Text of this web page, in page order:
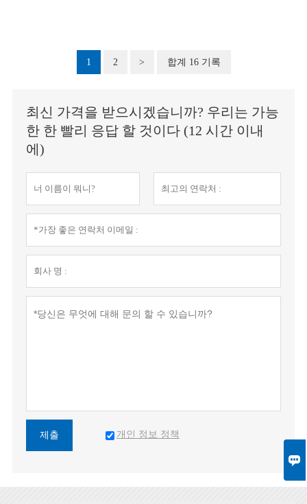

1 2 > 합계 16 기록
최신 가격을 받으시겠습니까? 우리는 가능
한 한 빨리 응답 할 것이다 (12 시간 이내
에)
제출 개인 정보 정책